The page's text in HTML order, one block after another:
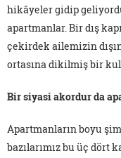
hikâyeler gidip
apartmanlar. Bir dış
çekirdek ailemizin
ortasına dikilmiş bir
Bir siyasi akordur da
Apartmanların boyu
bazılarımız bu üç dört